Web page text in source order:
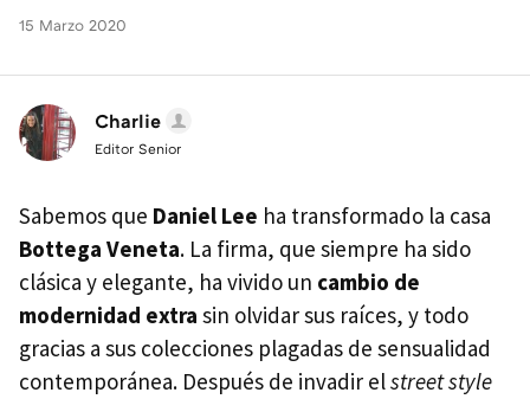
15 Marzo 2020
Charlie
Editor Senior
Sabemos que Daniel Lee ha transformado la casa
Bottega Veneta. La firma, que siempre ha sido
clásica y elegante, ha vivido un cambio de
modernidad extra sin olvidar sus raíces, y todo
gracias a sus colecciones plagadas de sensualidad
contemporánea. Después de invadir elstreet style